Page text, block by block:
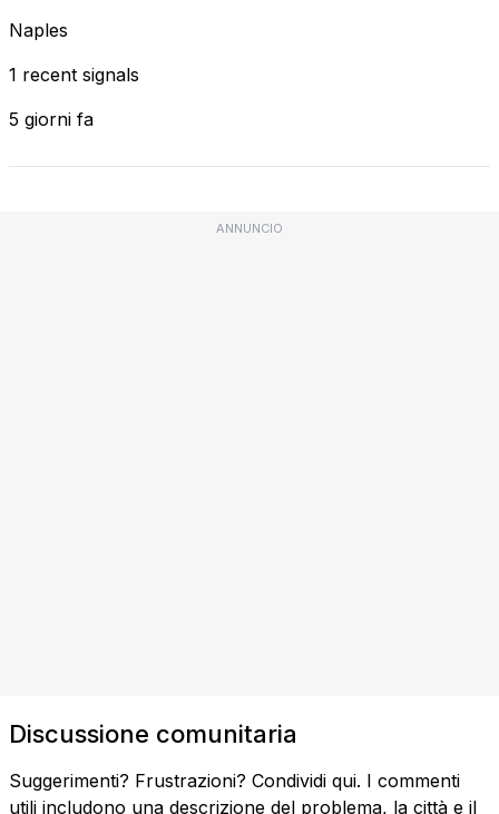
Naples
1 recent signals
5 giorni fa
ANNUNCIO
Discussione comunitaria
Suggerimenti? Frustrazioni? Condividi qui. I commenti
utili includono una descrizione del problema, la città e il